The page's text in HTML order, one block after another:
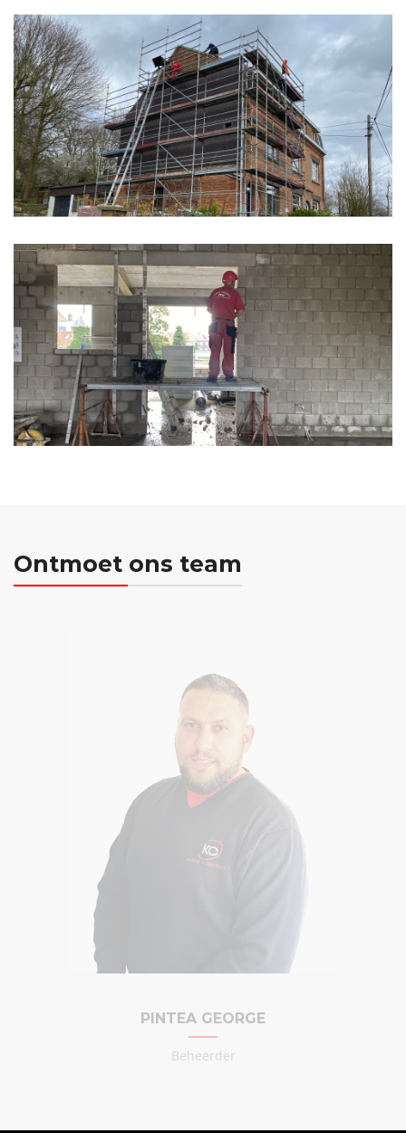
Ontmoet ons team
PINTEA GEORGE
Beheerder